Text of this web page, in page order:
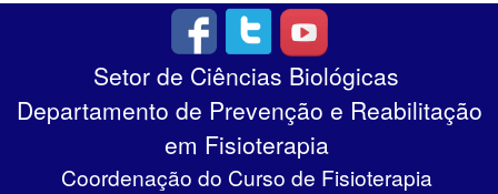
Setor de Ciências Biológicas
Departamento de Prevenção e Reabilitação
em Fisioterapia
Coordenação do Curso de Fisioterapia